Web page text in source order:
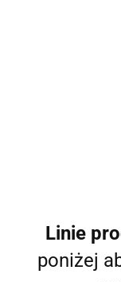
Linie
poniżej